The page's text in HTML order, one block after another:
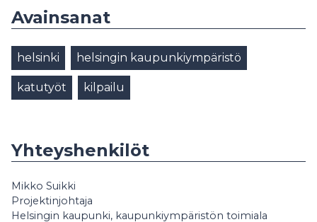
Avainsanat
helsinki helsingin kaupunkiympäristö
katutyöt kilpailu
Yhteyshenkilöt
Mikko Suikki
Projektinjohtaja
Helsingin kaupunki, kaupunkiympäristön toimiala